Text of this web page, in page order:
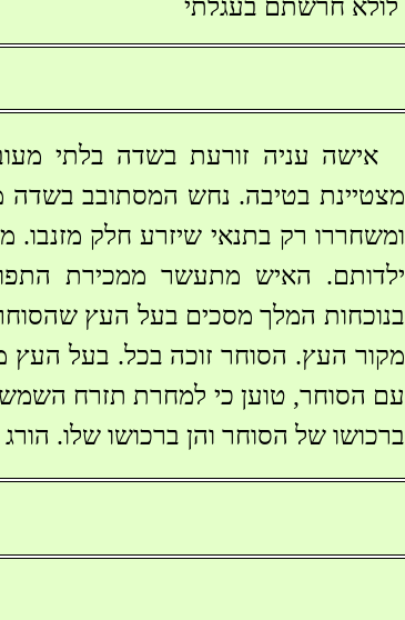
לולא חרשתם בעגלתי
אישה עניה זורעת בשדה בלתי
מצטיינת בטיבה. נחש המסתובב
ומשחררו רק בתנאי שיזרע חלק מזנבו.
ילדותם. האיש מתעשר ממכירת
בנוכחות המלך מסכים בעל העץ
מקור העץ. הסוחר זוכה בכל. בעל העץ
עם הסוחר, טוען כי למחרת תזרח
ברכושו של הסוחר והן ברכושו שלו.